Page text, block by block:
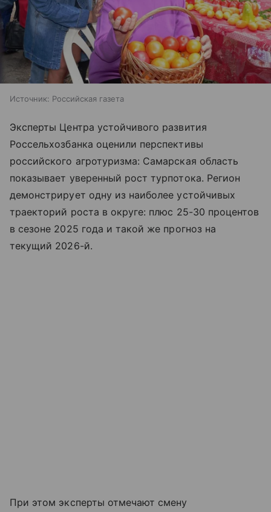
Источник: Российская газета
Эксперты Центра устойчивого развития
Россельхозбанка оценили перспективы
российского агротуризма: Самарская область
показывает уверенный рост турпотока. Регион
демонстрирует одну из наиболее устойчивых
траекторий роста в округе: плюс 25-30 процентов
в сезоне 2025 года и такой же прогноз на
текущий 2026-й.
При этом эксперты отмечают смену